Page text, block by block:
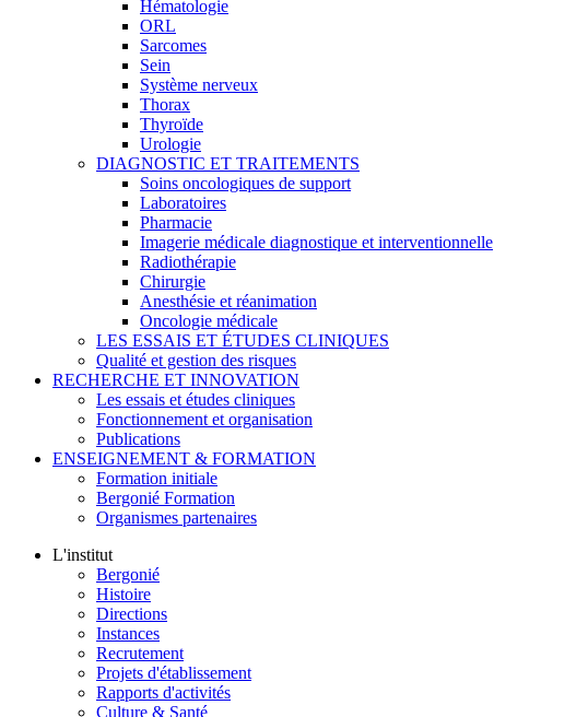
Hématologie
ORL
Sarcomes
Sein
Système nerveux
Thorax
Thyroïde
Urologie
DIAGNOSTIC ET TRAITEMENTS
Soins oncologiques de support
Laboratoires
Pharmacie
Imagerie médicale diagnostique et interventionnelle
Radiothérapie
Chirurgie
Anesthésie et réanimation
Oncologie médicale
LES ESSAIS ET ÉTUDES CLINIQUES
Qualité et gestion des risques
RECHERCHE ET INNOVATION
Les essais et études cliniques
Fonctionnement et organisation
Publications
ENSEIGNEMENT & FORMATION
Formation initiale
Bergonié Formation
Organismes partenaires
L'institut
Bergonié
Histoire
Directions
Instances
Recrutement
Projets d'établissement
Rapports d'activités
Culture & Santé